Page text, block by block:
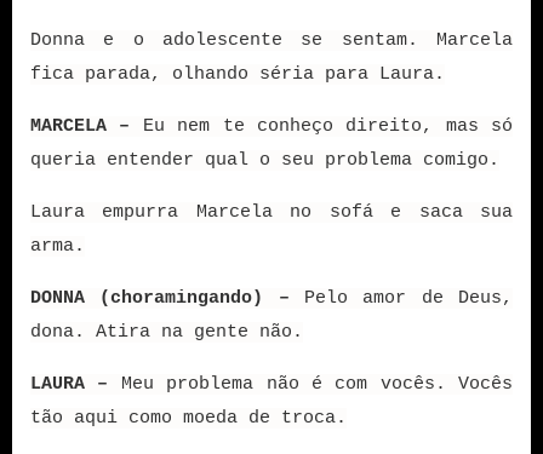
Donna e o adolescente se sentam. Marcela
fica parada, olhando séria para Laura.
MARCELA – Eu nem te conheço direito, mas só
queria entender qual o seu problema comigo.
Laura empurra Marcela no sofá e saca sua
arma.
DONNA (choramingando) – Pelo amor de Deus,
dona. Atira na gente não.
LAURA – Meu problema não é com vocês. Vocês
tão aqui como moeda de troca.